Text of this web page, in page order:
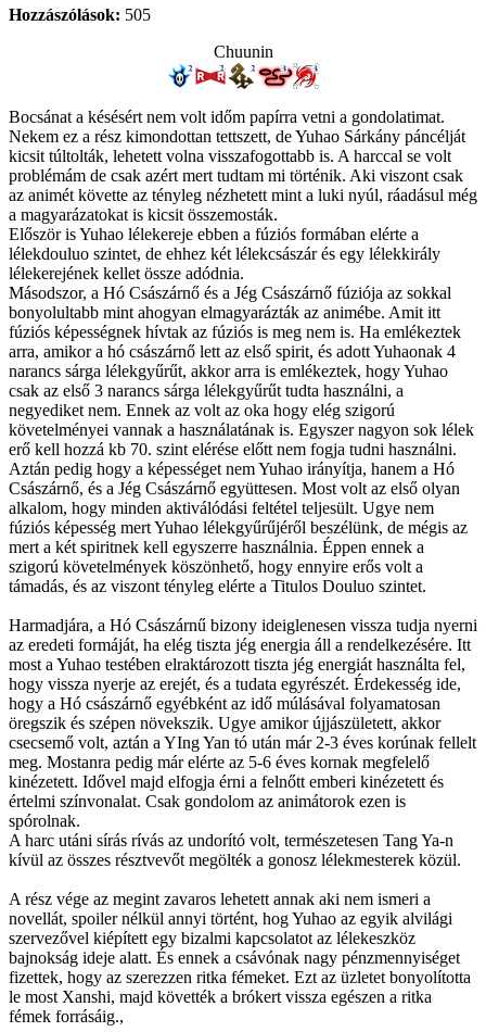
Hozzászólások: 505
Chuunin
Bocsánat a késésért nem volt időm papírra vetni a gondolatimat.
Nekem ez a rész kimondottan tettszett, de Yuhao Sárkány páncélját
kicsit túltolták, lehetett volna visszafogottabb is. A harccal se volt
problémám de csak azért mert tudtam mi történik. Aki viszont csak
az animét követte az tényleg nézhetett mint a luki nyúl, ráadásul még
a magyarázatokat is kicsit összemosták.
Először is Yuhao lélekereje ebben a fúziós formában elérte a
lélekdouluo szintet, de ehhez két lélekcsászár és egy lélekkirály
lélekerejének kellet össze adódnia.
Másodszor, a Hó Császárnő és a Jég Császárnő fúziója az sokkal
bonyolultabb mint ahogyan elmagyarázták az animébe. Amit itt
fúziós képességnek hívtak az fúziós is meg nem is. Ha emlékeztek
arra, amikor a hó császárnő lett az első spirit, és adott Yuhaonak 4
narancs sárga lélekgyűrűt, akkor arra is emlékeztek, hogy Yuhao
csak az első 3 narancs sárga lélekgyűrűt tudta használni, a
negyediket nem. Ennek az volt az oka hogy elég szigorú
követelményei vannak a használatának is. Egyszer nagyon sok lélek
erő kell hozzá kb 70. szint elérése előtt nem fogja tudni használni.
Aztán pedig hogy a képességet nem Yuhao irányítja, hanem a Hó
Császárnő, és a Jég Császárnő együttesen. Most volt az első olyan
alkalom, hogy minden aktiválódási feltétel teljesült. Ugye nem
fúziós képesség mert Yuhao lélekgyűrűjéről beszélünk, de mégis az
mert a két spiritnek kell egyszerre használnia. Éppen ennek a
szigorú követelmények köszönhető, hogy ennyire erős volt a
támadás, és az viszont tényleg elérte a Titulos Douluo szintet.
Harmadjára, a Hó Császárnű bizony ideiglenesen vissza tudja nyerni
az eredeti formáját, ha elég tiszta jég energia áll a rendelkezésére. Itt
most a Yuhao testében elraktározott tiszta jég energiát használta fel,
hogy vissza nyerje az erejét, és a tudata egyrészét. Érdekesség ide,
hogy a Hó császárnő egyébként az idő múlásával folyamatosan
öregszik és szépen növekszik. Ugye amikor újjászületett, akkor
csecsemő volt, aztán a YIng Yan tó után már 2-3 éves korúnak fellelt
meg. Mostanra pedig már elérte az 5-6 éves kornak megfelelő
kinézetett. Idővel majd elfogja érni a felnőtt emberi kinézetett és
értelmi színvonalat. Csak gondolom az animátorok ezen is
spórolnak.
A harc utáni sírás rívás az undorító volt, természetesen Tang Ya-n
kívül az összes résztvevőt megölték a gonosz lélekmesterek közül.
A rész vége az megint zavaros lehetett annak aki nem ismeri a
novellát, spoiler nélkül annyi történt, hog Yuhao az egyik alvilági
szervezővel kiépített egy bizalmi kapcsolatot az lélekeszköz
bajnokság ideje alatt. És ennek a csávónak nagy pénzmennyiséget
fizettek, hogy az szerezzen ritka fémeket. Ezt az üzletet bonyolította
le most Xanshi, majd követték a brókert vissza egészen a ritka
fémek forrásáig.,